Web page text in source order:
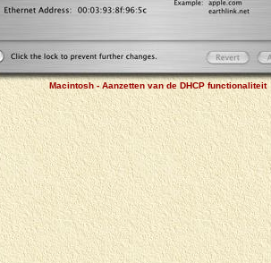
Macintosh - Aanzetten van de DHCP functionaliteit